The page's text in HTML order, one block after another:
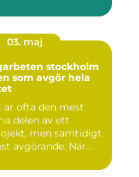
03. maj
stockholm
som avgör hela
är ofta den mest
delen av ett
men samtidigt
avgörande. När